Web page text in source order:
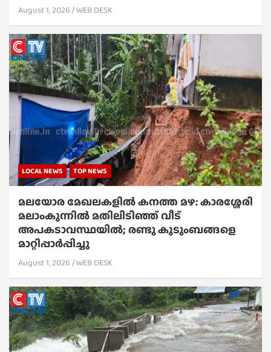
August 1, 2026 WEB DESK
LOCAL NEWS TOP NEWS
മലയോര മേഖലകളിൽ കനത്ത മഴ: കാരശ്ശേരി
മലാംകുന്നിൽ മതിലിടിഞ്ഞ് വീട്
അപകടാവസ്ഥയിൽ; രണ്ടു കുടുംബങ്ങളെ
മാറ്റിപ്പാർപ്പിച്ചു
August 1, 2026 WEB DESK